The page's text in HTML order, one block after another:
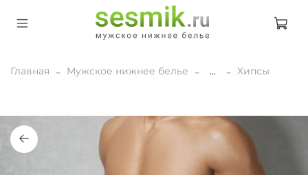
Главная Мужское нижнее белье ... Хипсы